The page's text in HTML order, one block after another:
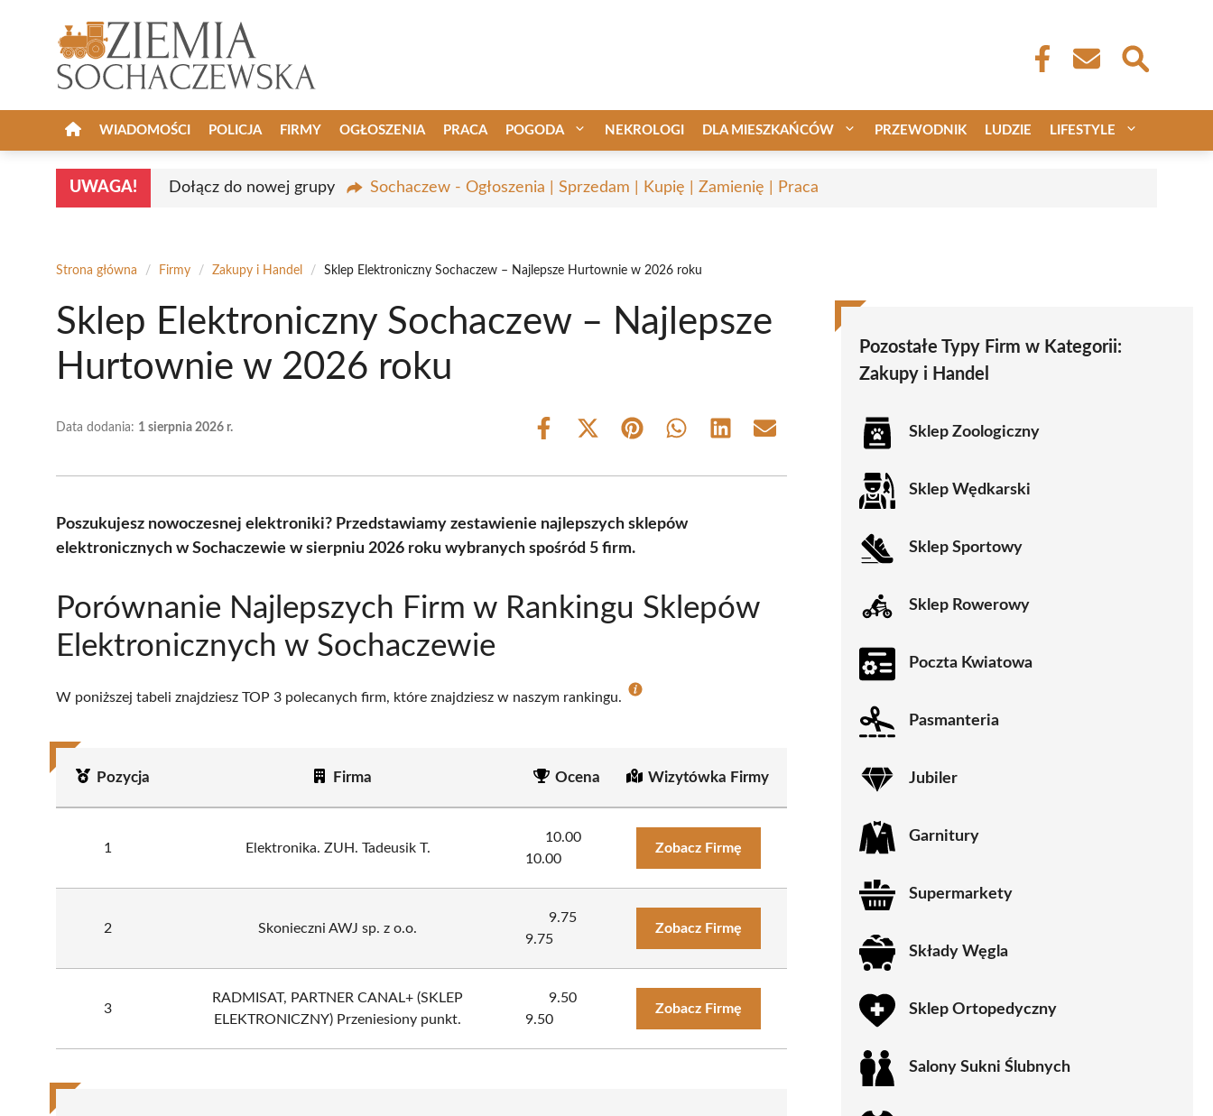
WIADOMOŚCI POLICJA FIRMY OGŁOSZENIA PRACA POGODA NEKROLOGI DLA MIESZKAŃCÓW PRZEWODNIK LUDZIE LIFESTYLE
UWAGA! Dołącz do nowej grupy Sochaczew - Ogłoszenia | Sprzedam | Kupię | Zamienię | Praca
Strona główna / Firmy / Zakupy i Handel / Sklep Elektroniczny Sochaczew – Najlepsze Hurtownie w 2026 roku
Sklep Elektroniczny Sochaczew – Najlepsze
Hurtownie w 2026 roku
Data dodania: 1 sierpnia 2026 r.
Share
Share
(Twitter)
Share Share Share Share
Poszukujesz nowoczesnej elektroniki? Przedstawiamy zestawienie najlepszych sklepów
elektronicznych w Sochaczewie w sierpniu 2026 roku wybranych spośród 5 firm.
Porównanie Najlepszych Firm w Rankingu Sklepów
Elektronicznych w Sochaczewie
W poniższej tabeli znajdziesz TOP 3 polecanych firm, które znajdziesz w naszym rankingu.
Pozycja Firma Ocena Wizytówka Firmy
1 Elektronika. ZUH. Tadeusik T.
10.00
10.00
Zobacz Firmę
2 Skonieczni AWJ sp. z o.o.
9.75
9.75
Zobacz Firmę
3
RADMISAT, PARTNER CANAL+ (SKLEP
ELEKTRONICZNY) Przeniesiony punkt.
9.50
9.50
Zobacz Firmę
Pozostałe Typy Firm w Kategorii:
Zakupy i Handel
Sklep Zoologiczny
Sklep Wędkarski
Sklep Sportowy
Sklep Rowerowy
Poczta Kwiatowa
Pasmanteria
Jubiler
Garnitury
Supermarkety
Składy Węgla
Sklep Ortopedyczny
Salony Sukni Ślubnych